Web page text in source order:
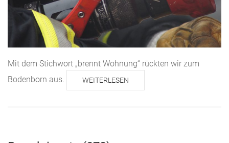
Mit dem Stichwort „brennt Wohnung“ rückten wir zum
Bodenborn aus.
WEITERLESEN